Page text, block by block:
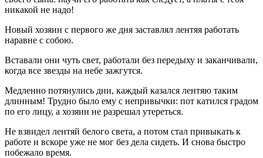
никакой не надо!
Новый хозяин с первого же дня заставлял лентяя работать
наравне с собою.
Вставали они чуть свет, работали без передыху и заканчивали,
когда все звезды на небе зажгутся.
Медленно потянулись дни, каждый казался лентяю таким
длинным! Трудно было ему с непривычки: пот катился градом
по его лицу, а хозяин не разрешал утереться.
Не взвидел лентяй белого света, а потом стал привыкать к
работе и вскоре уже не мог без дела сидеть. И снова быстро
побежало время.